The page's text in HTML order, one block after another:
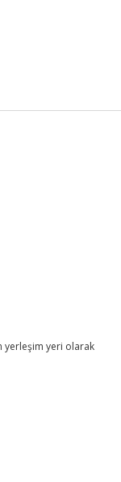
yerleşim yeri olarak